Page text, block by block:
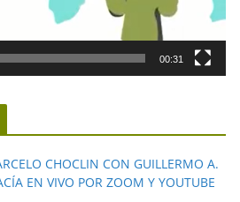
00:31
CHOCLIN CON GUILLERMO A.
EN VIVO POR ZOOM Y YOUTUBE